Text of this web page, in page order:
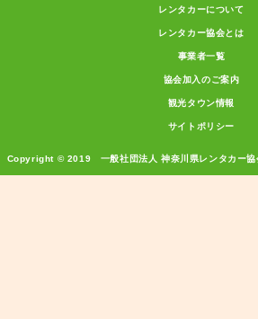
レンタカーについて
レンタカー協会とは
事業者一覧
協会加入のご案内
観光タウン情報
サイトポリシー
Copyright © 2019 一般社団法人 神奈川県レンタカー